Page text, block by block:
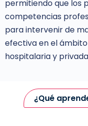
permitiendo que los
competencias
para intervenir de
efectiva en el
hospitalaria y
¿Qué